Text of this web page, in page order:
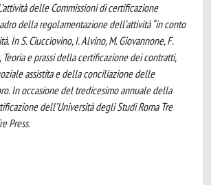
delle Commissioni di certificazione
della regolamentazione dell’attività “in conto
In S. Ciucciovino, I. Alvino, M. Giovannone, F.
Teoria e prassi della certificazione dei contratti,
assistita e della conciliazione delle
In occasione del tredicesimo annuale della
dell’Università degli Studi Roma Tre
Press.